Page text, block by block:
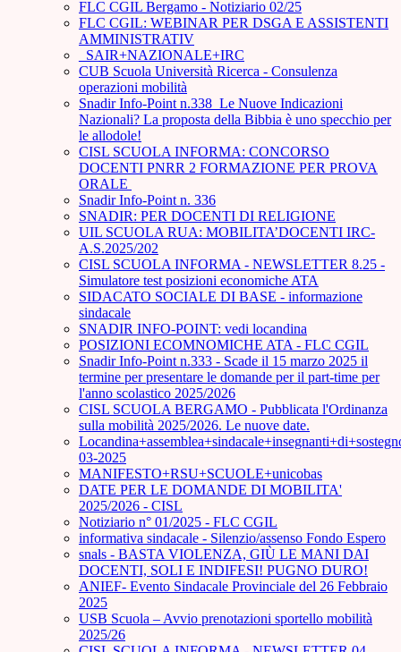
FLC CGIL Bergamo - Notiziario 02/25
FLC CGIL: WEBINAR PER DSGA E ASSISTENTI
AMMINISTRATIV
_SAIR+NAZIONALE+IRC
CUB Scuola Università Ricerca - Consulenza
operazioni mobilità
Snadir Info-Point n.338 Le Nuove Indicazioni
Nazionali? La proposta della Bibbia è uno specchio per
le allodole!
CISL SCUOLA INFORMA: CONCORSO
DOCENTI PNRR 2 FORMAZIONE PER PROVA
ORALE ­
Snadir Info-Point n. 336
SNADIR: PER DOCENTI DI RELIGIONE
UIL SCUOLA RUA: MOBILITA’DOCENTI IRC-
A.S.2025/202
CISL SCUOLA INFORMA - NEWSLETTER 8.25 -
Simulatore test posizioni economiche ATA
SIDACATO SOCIALE DI BASE - informazione
sindacale
SNADIR INFO-POINT: vedi locandina
POSIZIONI ECOMNOMICHE ATA - FLC CGIL
Snadir Info-Point n.333 - Scade il 15 marzo 2025 il
termine per presentare le domande per il part-time per
l'anno scolastico 2025/2026
CISL SCUOLA BERGAMO - Pubblicata l'Ordinanza
sulla mobilità 2025/2026. Le nuove date.
03-2025
MANIFESTO+RSU+SCUOLE+unicobas
DATE PER LE DOMANDE DI MOBILITA'
2025/2026 - CISL
Notiziario n° 01/2025 - FLC CGIL
informativa sindacale - Silenzio/assenso Fondo Espero
snals - BASTA VIOLENZA, GIÙ LE MANI DAI
DOCENTI, SOLI E INDIFESI! PUGNO DURO!
ANIEF- Evento Sindacale Provinciale del 26 Febbraio
2025
USB Scuola – Avvio prenotazioni sportello mobilità
2025/26